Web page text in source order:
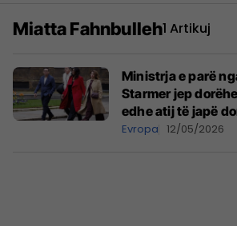
Miatta Fahnbulleh1 Artikuj
Ministrja e parë
Starmer jep
edhe atij të japë
Evropa 12/05/2026